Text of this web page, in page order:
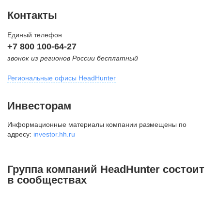
Контакты
Единый телефон
+7 800 100-64-27
звонок из регионов России бесплатный
Региональные офисы HeadHunter
внутригородская территория
Муниципальный округ Тверской,
2-я Брестская ул., д. 48,
+7 495 980-64-27
Инвесторам
Информационные материалы компании размещены по
адресу: investor.hh.ru
Группа компаний HeadHunter состоит
в сообществах